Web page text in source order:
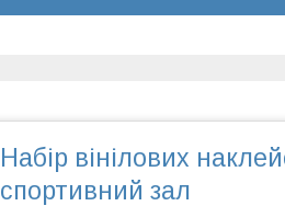
Набір вінілових
спортивний зал